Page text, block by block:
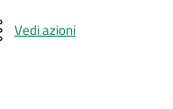
Vedi azioni